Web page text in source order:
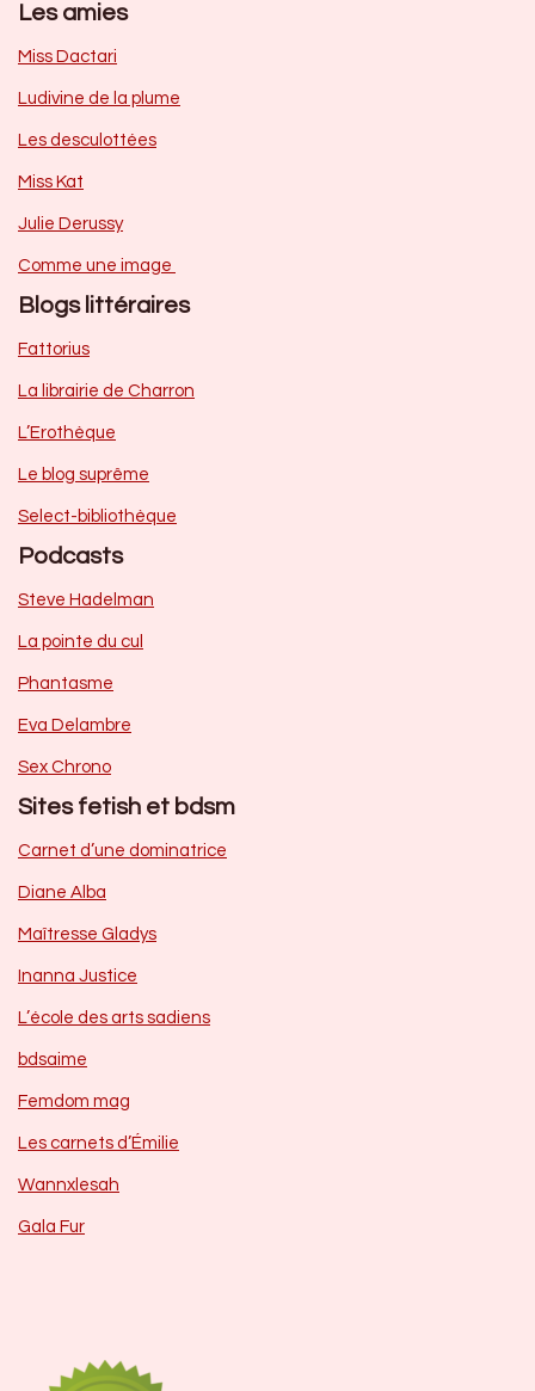
Les amies
Miss Dactari
Ludivine de la plume
Les desculottées
Miss Kat
Julie Derussy
Comme une image
Blogs littéraires
Fattorius
La librairie de Charron
L’Erothèque
Le blog suprême
Select-bibliothèque
Podcasts
Steve Hadelman
La pointe du cul
Phantasme
Eva Delambre
Sex Chrono
Sites fetish et bdsm
Carnet d’une dominatrice
Diane Alba
Maîtresse Gladys
Inanna Justice
L’école des arts sadiens
bdsaime
Femdom mag
Les carnets d’Émilie
Wannxlesah
Gala Fur